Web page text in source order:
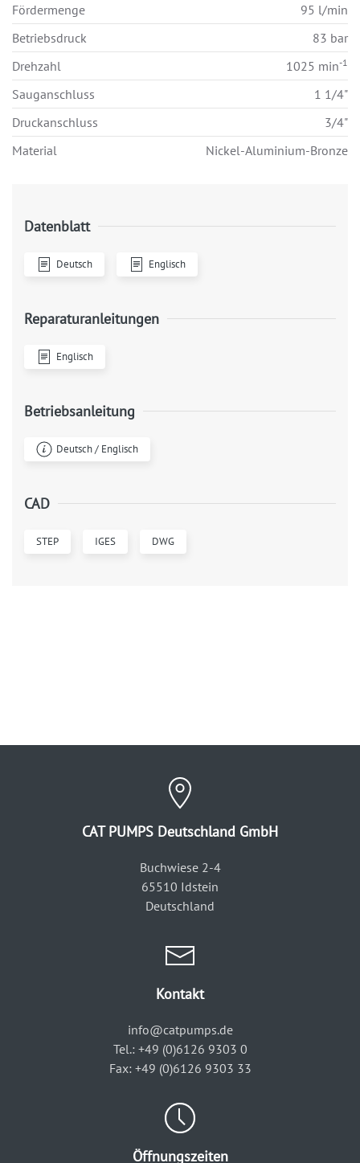
Fördermenge
95 l/min
Betriebsdruck
83 bar
Drehzahl
1025 min-1
Sauganschluss
1 1/4"
Druckanschluss
3/4"
Material
Nickel-Aluminium-Bronze
Datenblatt
Deutsch Englisch
Reparaturanleitungen
Englisch
Betriebsanleitung
Deutsch / Englisch
CAD
STEP IGES DWG
CAT PUMPS Deutschland GmbH
Buchwiese 2-4
65510 Idstein
Deutschland
Kontakt
info@catpumps.de
Tel.: +49 (0)6126 9303 0
Fax: +49 (0)6126 9303 33
Öffnungszeiten